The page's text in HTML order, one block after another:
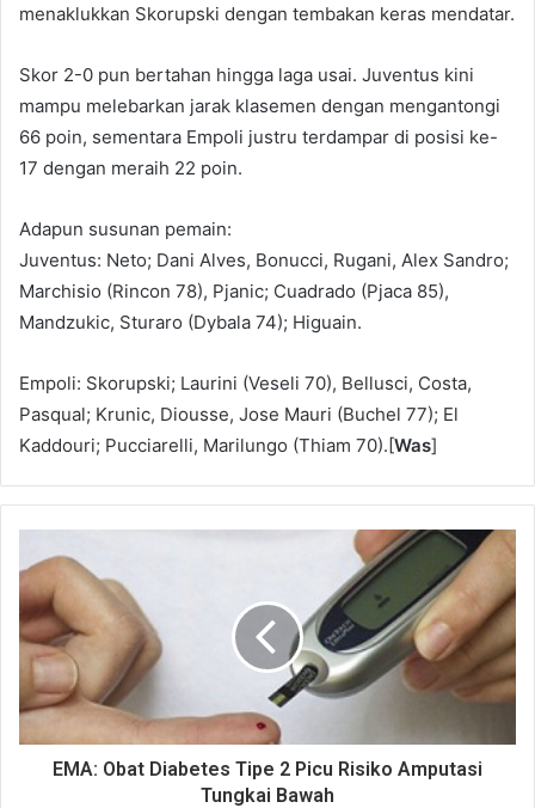
menaklukkan Skorupski dengan tembakan keras mendatar.
Skor 2-0 pun bertahan hingga laga usai. Juventus kini
mampu melebarkan jarak klasemen dengan mengantongi
66 poin, sementara Empoli justru terdampar di posisi ke-
17 dengan meraih 22 poin.
Adapun susunan pemain:
Juventus: Neto; Dani Alves, Bonucci, Rugani, Alex Sandro;
Marchisio (Rincon 78), Pjanic; Cuadrado (Pjaca 85),
Mandzukic, Sturaro (Dybala 74); Higuain.
Empoli: Skorupski; Laurini (Veseli 70), Bellusci, Costa,
Pasqual; Krunic, Diousse, Jose Mauri (Buchel 77); El
Kaddouri; Pucciarelli, Marilungo (Thiam 70).[Was]
EMA: Obat Diabetes Tipe 2 Picu Risiko Amputasi
Tungkai Bawah